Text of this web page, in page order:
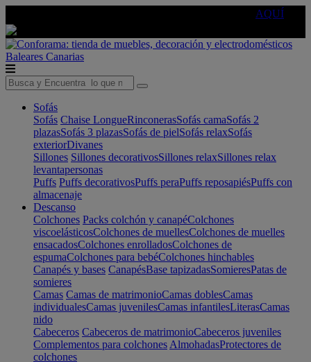
AQUÍ
Baleares Canarias
Sofás
Sofás Chaise LongueRinconerasSofás camaSofás 2
plazasSofás 3 plazasSofás de pielSofás relaxSofás
exteriorDivanes
Sillones Sillones decorativosSillones relaxSillones relax
levantapersonas
Puffs Puffs decorativosPuffs peraPuffs reposapiésPuffs con
almacenaje
Descanso
Colchones Packs colchón y canapéColchones
viscoelásticosColchones de muellesColchones de muelles
ensacadosColchones enrolladosColchones de
espumaColchones para bebéColchones hinchables
Canapés y bases CanapésBase tapizadasSomieresPatas de
somieres
Camas Camas de matrimonioCamas doblesCamas
individualesCamas juvenilesCamas infantilesLiterasCamas
nido
Cabeceros Cabeceros de matrimonioCabeceros juveniles
Complementos para colchones AlmohadasProtectores de
colchones